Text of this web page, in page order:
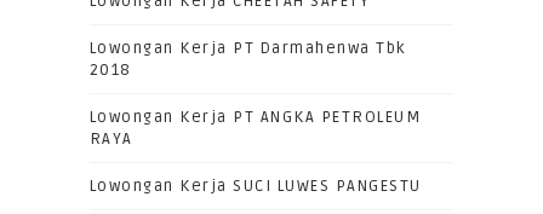
Lowongan Kerja PT Darmahenwa Tbk
2018
Lowongan Kerja PT ANGKA PETROLEUM
RAYA
Lowongan Kerja SUCI LUWES PANGESTU